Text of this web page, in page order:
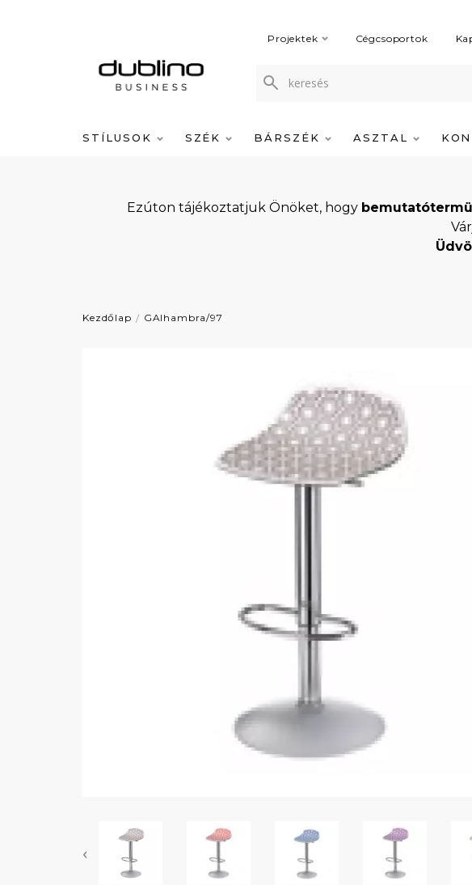
Projektek Cégcsoportok
STÍLUSOK SZÉK BÁRSZÉK ASZTAL
Ezúton tájékoztatjuk Önöket, hogy
Kezdőlap GAlhambra/97
‹